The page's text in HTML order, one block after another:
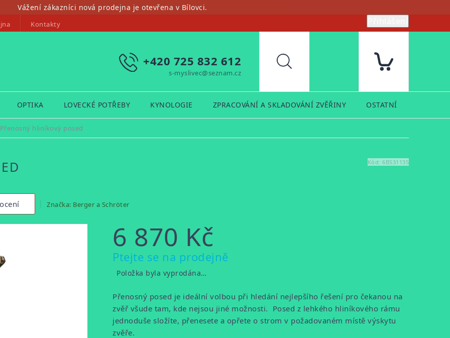
Vážení zákazníci nová prodejna je otevřena v Bílovci.
Kontakty
+420 725 832 612
s-myslivec@seznam.cz
Hledat
OPTIKA LOVECKÉ POTŘEBY KYNOLOGIE ZPRACOVÁNÍ A SKLADOVÁNÍ ZVĚŘINY OSTATNÍ
Přenosný hliníkový posed
Kód: 6BS31135
Značka: Berger a Schröter
6 870 Kč
Měrná
cena:
Ptejte se na prodejně
Položka byla vyprodána…
Přenosný posed je ideální volbou při hledání nejlepšího řešení pro čekanou na
zvěř všude tam, kde nejsou jiné možnosti. Posed z lehkého hliníkového rámu
jednoduše složíte, přenesete a opřete o strom v požadovaném místě výskytu
zvěře.